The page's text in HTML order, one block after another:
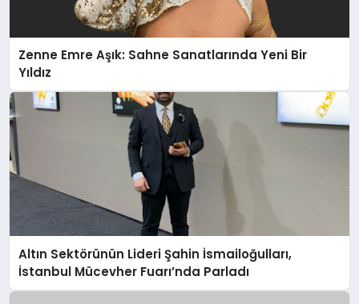
Zenne Emre Aşık: Sahne Sanatlarında Yeni Bir
Yıldız
Altın Sektörünün Lideri Şahin İsmailoğulları,
İstanbul Mücevher Fuarı’nda Parladı ￼